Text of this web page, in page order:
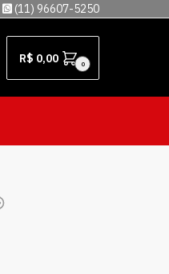
(11) 96607-5250
R$ 0,00 0